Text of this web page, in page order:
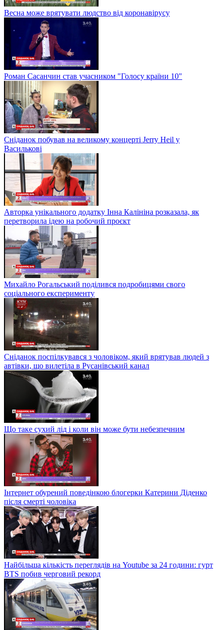
Весна може врятувати людство від коронавірусу
Роман Сасанчин став учасником "Голосу країни 10"
Сніданок побував на великому концерті Jerry Heil у
Василькові
Авторка унікального додатку Інна Калініна розказала, як
перетворила ідею на робочий проєкт
Михайло Рогальський поділився подробицями свого
соціального експерименту
Сніданок поспілкувався з чоловіком, який врятував людей з
автівки, що вилетіла в Русанівський канал
Що таке сухий лід і коли він може бути небезпечним
Інтернет обурений поведінкою блогерки Катерини Діденко
після смерті чоловіка
Найбільша кількість переглядів на Youtube за 24 години: гурт
BTS побив черговий рекорд